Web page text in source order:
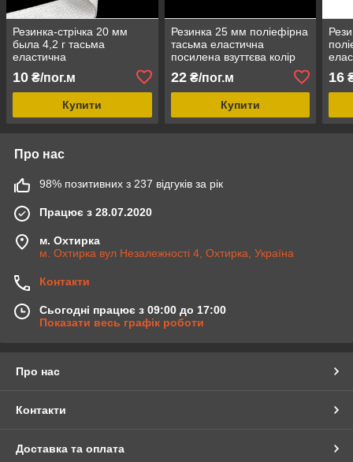
Резинка-стрічка 20 мм
была 4,2 г тасьма
еластична
10 ₴/пог.м
Купити
Резинка 25 мм поліефірна
тасьма еластична
посилена взуттєва колір
22₴/пог.м
Купити
16
Про нас
98% позитивних з 237 відгуків за рік
Працює з 28.07.2020
м. Охтирка
м. Охтирка вул Незалежності 4, Охтирка, Україна
Контакти
Сьогодні працює з 09:00 до 17:00
Показати весь графік роботи
Про нас
Контакти
Доставка та оплата